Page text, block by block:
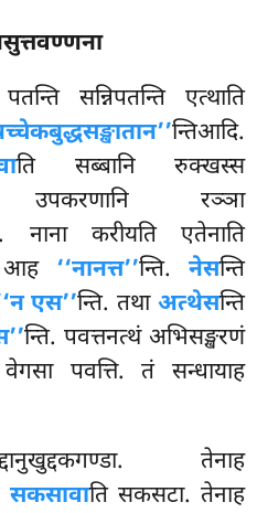
सन्निपतन्ति एत्थाति
न्तिआदि.
ति सब्बानि रुक्खस्स
उपकरणानि रञ्ञा
नाना करीयति एतेनाति
आह ‘‘नानत्त’’न्ति. नेसन्ति
एस’’न्ति. तथा अत्थेसन्ति
न्ति. पवत्तनत्थं अभिसङ्खरणं
पवत्ति. तं सन्धायाह
तेनाह
सकसावाति सकसटा. तेनाह